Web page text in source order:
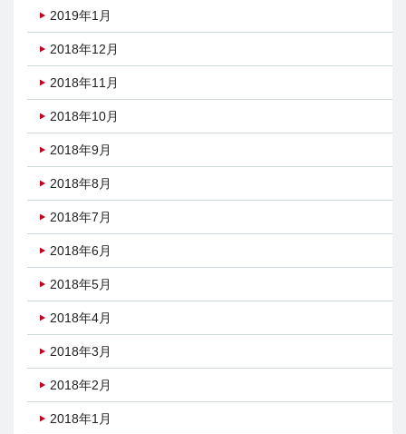
2019年1月
2018年12月
2018年11月
2018年10月
2018年9月
2018年8月
2018年7月
2018年6月
2018年5月
2018年4月
2018年3月
2018年2月
2018年1月